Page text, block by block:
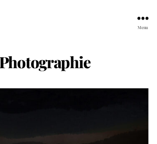
Menu
Photographie